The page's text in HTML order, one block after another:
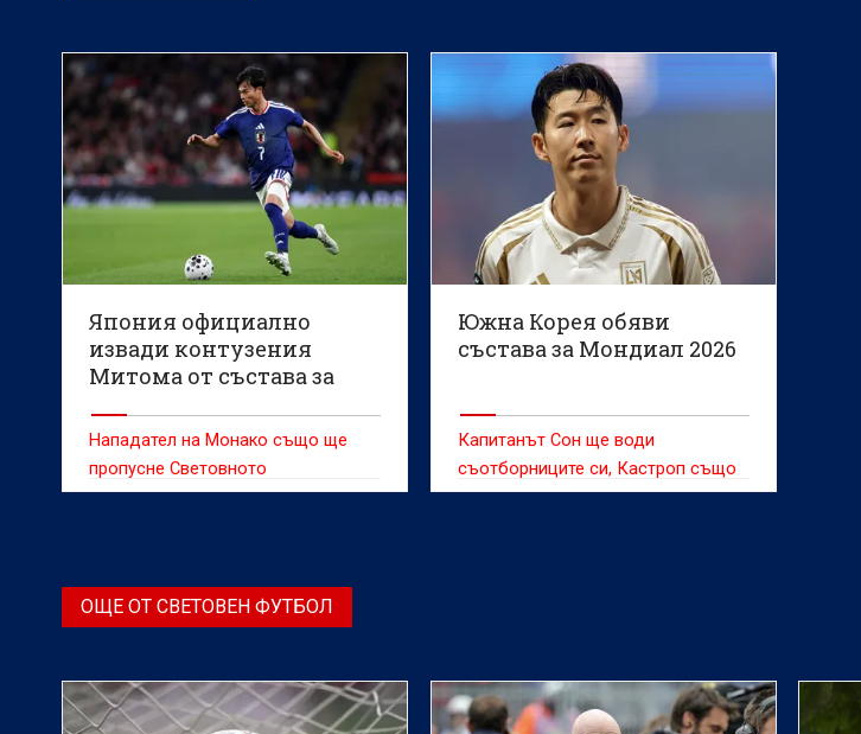
Япония официално
извади контузения
Митома от състава за
Нападател на Монако също ще
пропусне Световното
Южна Корея обяви
състава за Мондиал 2026
Капитанът Сон ще води
съотборниците си, Кастроп също
е в състава
ОЩЕ ОТ СВЕТОВЕН ФУТБОЛ